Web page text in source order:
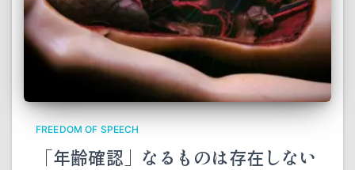
FREEDOM OF SPEECH
「年齢確認」なるものは存在しない